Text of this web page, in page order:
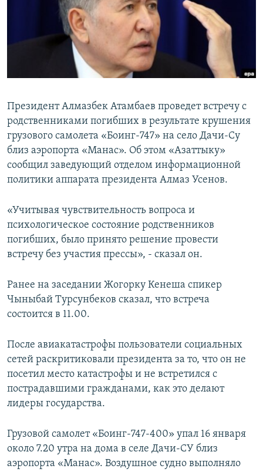
Президент Алмазбек Атамбаев проведет встречу с
родственниками погибших в результате крушения
грузового самолета «Боинг-747» на село Дачи-Су
близ аэропорта «Манас». Об этом «Азаттыку»
сообщил заведующий отделом информационной
политики аппарата президента Алмаз Усенов.
«Учитывая чувствительность вопроса и
психологическое состояние родственников
погибших, было принято решение провести
встречу без участия прессы», - сказал он.
Ранее на заседании Жогорку Кенеша спикер
Чыныбай Турсунбеков сказал, что встреча
состоится в 11.00.
После авиакатастрофы пользователи социальных
сетей раскритиковали президента за то, что он не
посетил место катастрофы и не встретился с
пострадавшими гражданами, как это делают
лидеры государства.
Грузовой самолет «Боинг-747-400» упал 16 января
около 7.20 утра на дома в селе Дачи-СУ близ
аэропорта «Манас». Воздушное судно выполняло